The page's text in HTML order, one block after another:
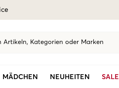
Artikeln, Kategorien oder Marken
MÄDCHEN NEUHEITEN SALE